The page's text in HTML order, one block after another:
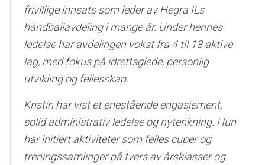
frivillige innsats som leder av Hegra ILs
håndballavdeling i mange år. Under hennes
ledelse har avdelingen vokst fra 4 til 18 aktive
lag, med fokus på idrettsglede, personlig
utvikling og fellesskap.
Kristin har vist et enestående engasjement,
solid administrativ ledelse og nytenkning. Hun
har initiert aktiviteter som felles cuper og
treningssamlinger på tvers av årsklasser og